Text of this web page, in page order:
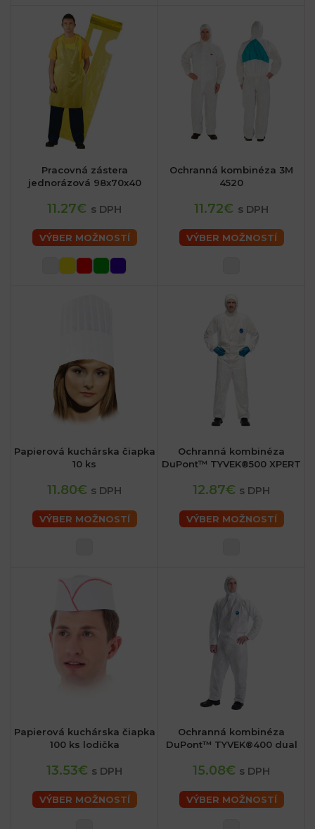
Pracovná zástera
jednorázová 98x70x40
11.27€ s DPH
VÝBER MOŽNOSTÍ
Ochranná kombinéza 3M
4520
11.72€ s DPH
VÝBER MOŽNOSTÍ
Papierová kuchárska čiapka
10 ks
11.80€ s DPH
VÝBER MOŽNOSTÍ
Ochranná kombinéza
DuPont™ TYVEK®500 XPERT
12.87€ s DPH
VÝBER MOŽNOSTÍ
Papierová kuchárska čiapka
100 ks lodička
13.53€ s DPH
VÝBER MOŽNOSTÍ
Ochranná kombinéza
DuPont™ TYVEK®400 dual
15.08€ s DPH
VÝBER MOŽNOSTÍ